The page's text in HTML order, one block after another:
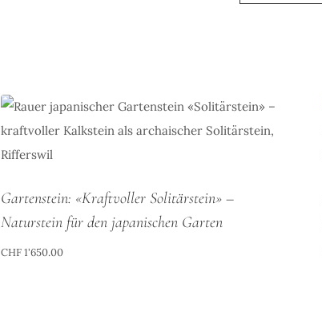
Gartenstein: «Kraftvoller Solitärstein» –
Naturstein für den japanischen Garten
CHF1'650.00